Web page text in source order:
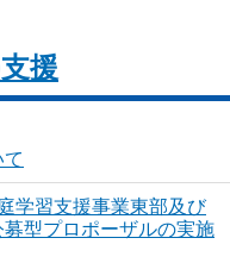
援
学習支援事業東部及び
型プロポーザルの実施